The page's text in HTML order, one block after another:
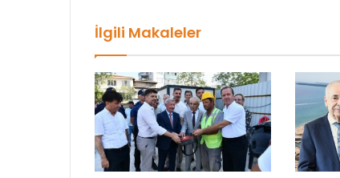
İlgili Makaleler